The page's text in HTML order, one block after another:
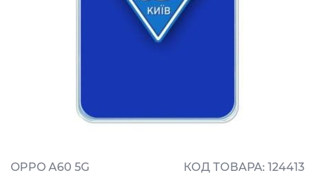
OPPO A60 5G КОД ТОВАРА: 124413